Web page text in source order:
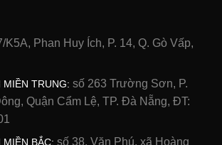
K5A, Phan Huy Ích, P. 14, Q. Gò Vấp,
MIỀN TRUNG: số 263 Trường Sơn, P.
Quận Cẩm Lệ, TP. Đà Nẵng, ĐT:
MIỀN BẮC: số 38, Văn Phú, xã Hoàng